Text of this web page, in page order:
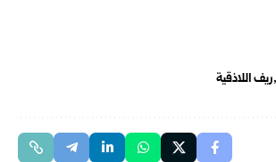
ريف اللاذقية